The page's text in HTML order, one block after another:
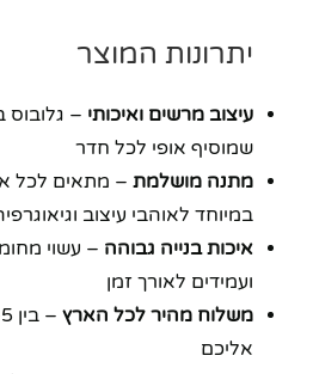
יתרונות המוצר
עיצוב מרשים ואיכותי – גלובוס
שמוסיף אופי לכל חדר
מתנה מושלמת – מתאים לכל
במיוחד לאוהבי עיצוב
איכות בנייה גבוהה – עשוי
ועמידים לאורך זמן
משלוח מהיר לכל הארץ
אליכם